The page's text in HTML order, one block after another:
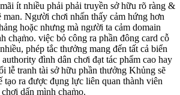
ít nhiều phải phải truyền sở hữu rõ ràng &
man. Người chơi nhấn thấy cảm hứng hơn
hoặc nhưng mà người ta cảm domain
chạm̀o. việc bỏ công ra phần đông card cỗ
phép tắc thưởng mang đến tất cả biển
đình dân chơi đạt tác phẩm cao hay
lễ tranh tài sở hữu phần thưởng Khủng sẽ
tạo ra được đụng lực liên quan thành viên
dấn mình chạm̀o.